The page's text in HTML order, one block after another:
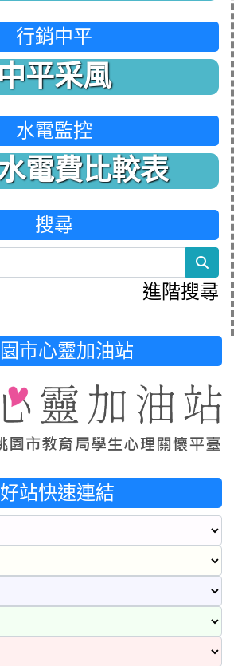
行銷中平
中平采風
水電監控
電費比較表
搜尋
進階搜尋
市心靈加油站
好站快速連結